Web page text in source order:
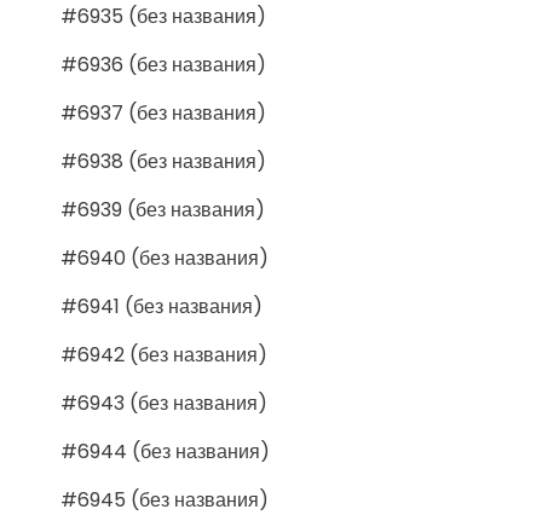
#6935 (без названия)
#6936 (без названия)
#6937 (без названия)
#6938 (без названия)
#6939 (без названия)
#6940 (без названия)
#6941 (без названия)
#6942 (без названия)
#6943 (без названия)
#6944 (без названия)
#6945 (без названия)